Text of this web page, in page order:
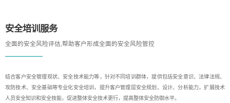
安全培训服务
全面的安全风险评估,帮助客户形成全面的安全风险管控
结合客户安全管理现状、安全技术能力等，针对不同培训群体，提供包括安全意识、法律法规、
攻防技术、安全基础等专业化安全培训，提升客户管理层安全规划、设计、分析能力，扩展技术
人员安全知识和安全技能，促进整体安全技术更行，提高整体安全防御水平。